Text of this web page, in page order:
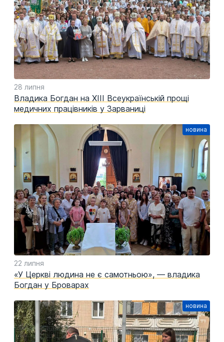
28 липня
Владика Богдан на ХІІІ Всеукраїнській прощі
медичних працівників у Зарваниці
22 липня
«У Церкві людина не є самотньою», — владика
Богдан у Броварах